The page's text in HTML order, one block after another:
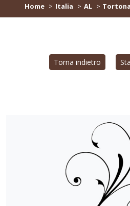
Home Italia AL Tortona
Torna indietro